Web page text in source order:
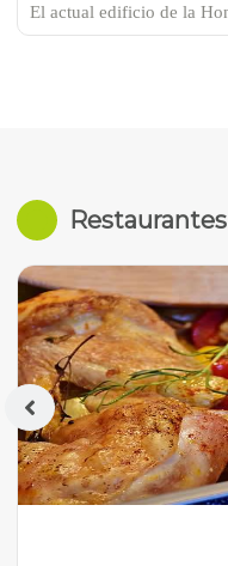
El actual edificio de la